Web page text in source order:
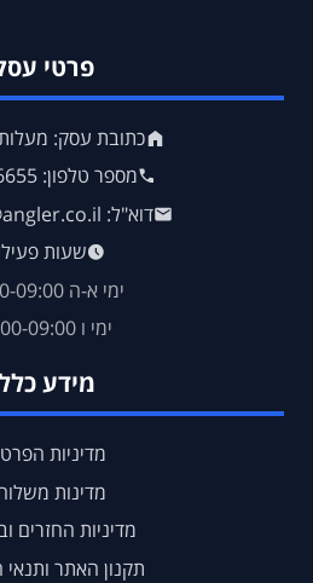
פרטי
כתובת עסק: מעלות
מספר טלפון: 0542066655
דוא"ל: support@angler.co.il
שעות
ימי א-ה 18:00-09:00
ימי ו 14:00-09:00
מידע
מדיניות
מדינות
מדיניות החזרים
תקנון האתר